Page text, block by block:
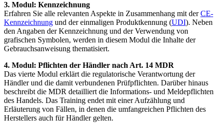
3. Modul: Kennzeichnung
Erfahren Sie alle relevanten Aspekte in Zusammenhang mit derCE-
Kennzeichnung und der einmaligen Produktkennung (UDI). Neben
den Angaben der Kennzeichnung und der Verwendung von
grafischen Symbolen, werden in diesem Modul die Inhalte der
Gebrauchsanweisung thematisiert.
4. Modul: Pflichten der Händler nach Art. 14 MDR
Das vierte Modul erklärt die regulatorische Verantwortung der
Händler und die damit verbundenen Prüfpflichten. Darüber hinaus
beschreibt die MDR detailliert die Informations- und Meldepflichten
des Handels. Das Training endet mit einer Aufzählung und
Erläuterung von Fällen, in denen die umfangreichen Pflichten des
Herstellers auch für Händler gelten.